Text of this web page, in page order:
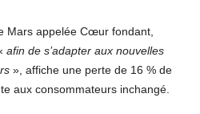
Mars appelée Cœur fondant,
afin de s’adapter aux nouvelles
», affiche une perte de 16 % de
aux consommateurs inchangé.